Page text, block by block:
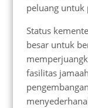
peluang untuk
Status
besar untuk
fasilitas